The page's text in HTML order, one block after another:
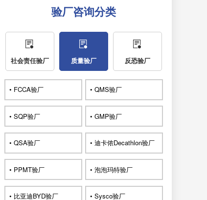
验厂咨询分类
社会责任验厂 质量验厂 反恐验厂
• FCCA验厂 • QMS验厂
• SQP验厂 • GMP验厂
• QSA验厂 • 迪卡侬Decathlon验厂
• PPMT验厂 • 泡泡玛特验厂
• 比亚迪BYD验厂 • Sysco验厂